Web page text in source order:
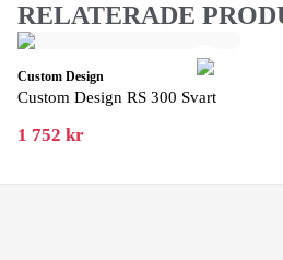
RELATERADE
Custom Design
Custom Design RS 300 Svart
1 752 kr